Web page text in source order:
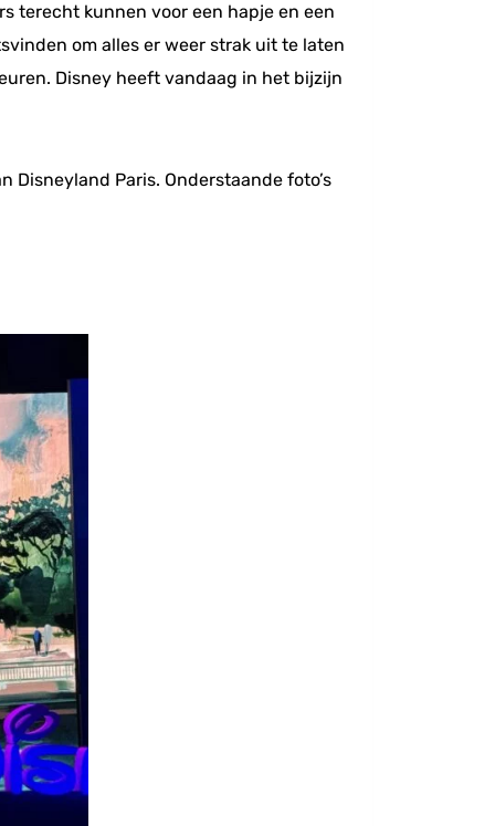
terecht kunnen voor een hapje en een
om alles er weer strak uit te laten
Disney heeft vandaag in het bijzijn
Disneyland Paris. Onderstaande foto’s